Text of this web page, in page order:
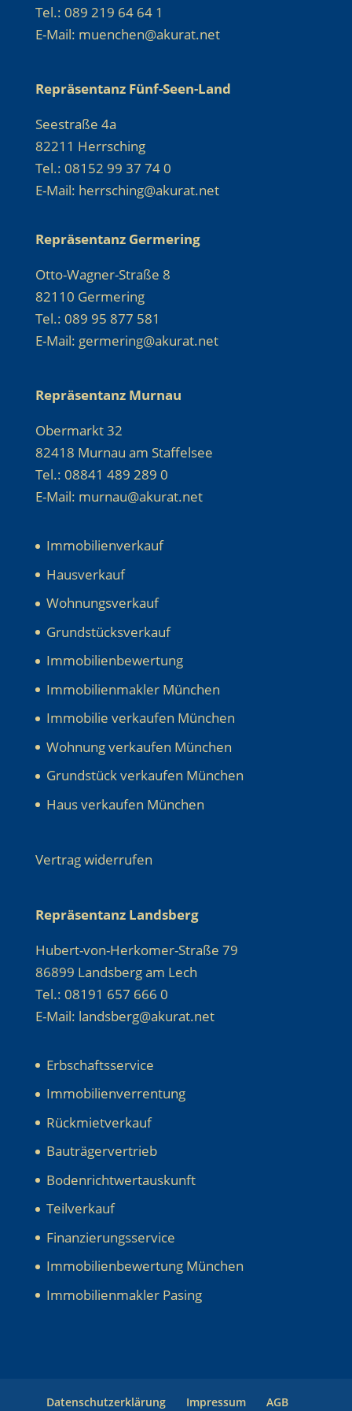
Tel.: 089 219 64 64 1
E-Mail: muenchen@akurat.net
Repräsentanz Fünf-Seen-Land
Seestraße 4a
82211 Herrsching
Tel.: 08152 99 37 74 0
E-Mail: herrsching@akurat.net
Repräsentanz Germering
Otto-Wagner-Straße 8
82110 Germering
Tel.: 089 95 877 581
E-Mail: germering@akurat.net
Repräsentanz Murnau
Obermarkt 32
82418 Murnau am Staffelsee
Tel.: 08841 489 289 0
E-Mail: murnau@akurat.net
Immobilienverkauf
Hausverkauf
Wohnungsverkauf
Grundstücksverkauf
Immobilienbewertung
Immobilienmakler München
Immobilie verkaufen München
Wohnung verkaufen München
Grundstück verkaufen München
Haus verkaufen München
Vertrag widerrufen
Repräsentanz Landsberg
Hubert-von-Herkomer-Straße 79
86899 Landsberg am Lech
Tel.: 08191 657 666 0
E-Mail: landsberg@akurat.net
Erbschaftsservice
Immobilienverrentung
Rückmietverkauf
Bauträgervertrieb
Bodenrichtwertauskunft
Teilverkauf
Finanzierungsservice
Immobilienbewertung München
Immobilienmakler Pasing
Datenschutzerklärung Impressum AGB